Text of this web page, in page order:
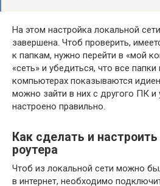
На этом настройка локальной
завершена. Чтоб проверить,
к папкам, нужно перейти в «мой
«сеть» и убедиться, что все
компьютерах показываются
можно зайти в них с другого ПК и
настроено правильно.
Как сделать и
роутера
Чтоб из локальной сети можно
в интернет, необходимо